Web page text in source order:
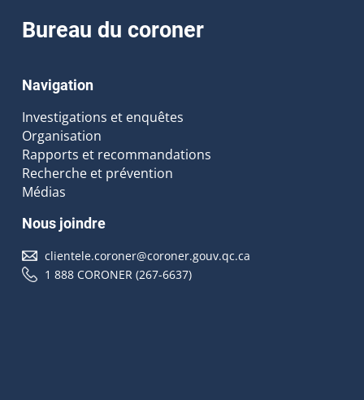
Bureau du coroner
Navigation
Investigations et enquêtes
Organisation
Rapports et recommandations
Recherche et prévention
Médias
Nous joindre
clientele.coroner@coroner.gouv.qc.ca
1 888 CORONER (267-6637)